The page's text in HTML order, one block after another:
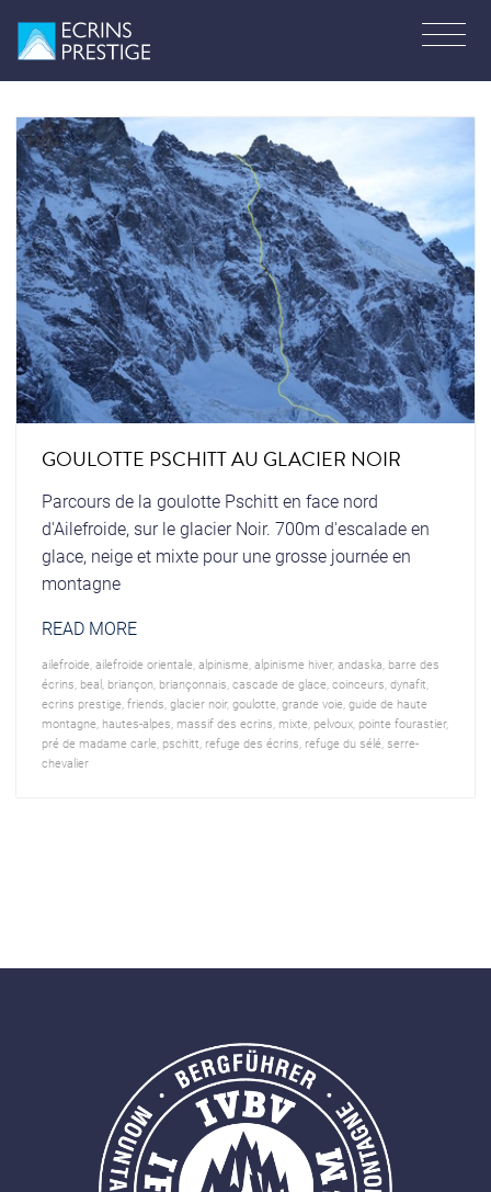
GOULOTTE PSCHITT AU GLACIER NOIR
Parcours de la goulotte Pschitt en face nord
d'Ailefroide, sur le glacier Noir. 700m d'escalade en
glace, neige et mixte pour une grosse journée en
montagne
READ MORE
ailefroide, ailefroide orientale, alpinisme, alpinisme hiver, andaska barre des
écrins beal, briançon briançonnais cascade de glace, coinceurs dynafit
ecrins prestige, friends glacier noir, goulotte, grande voie, guide de haute
montagne, hautes-alpes massif des ecrins mixte, pelvoux, pointe fourastier,
pré de madame carle, pschitt refuge des écrins refuge du sélé, serre-
chevalier